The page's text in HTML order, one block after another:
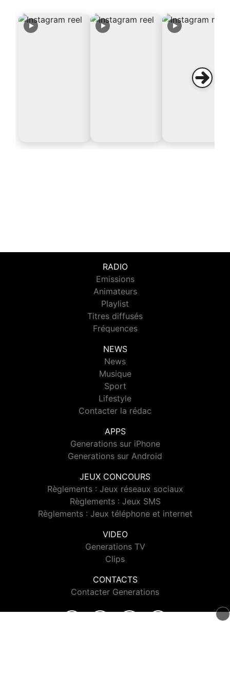
RADIO
Emissions
Animateurs
Playlist
Titres diffusés
Fréquences
NEWS
News
Musique
Sport
Lifestyle
Contacter la rédac
APPS
Generations sur iPhone
Generations sur Android
JEUX CONCOURS
Règlements : Jeux réseaux sociaux
Règlements : Jeux SMS
Règlements : Jeux téléphone et internet
VIDEO
Generations TV
Clips
CONTACTS
Contacter Generations